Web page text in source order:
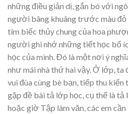
những điều giản dị, gắn bó với
người bâng khuâng trước màu đỏ
tím biếc thủy chung của hoa
người ghi nhớ những tiết học bổ
học của mình. Đó là một nơi ý
như mái nhà thứ hai vậy. Ở lớp, ta
vui đùa cùng bè bạn, tiếp thu
gặp đề bài tả lớp học, cụ thể là
hoặc giờ Tập làm văn, các em